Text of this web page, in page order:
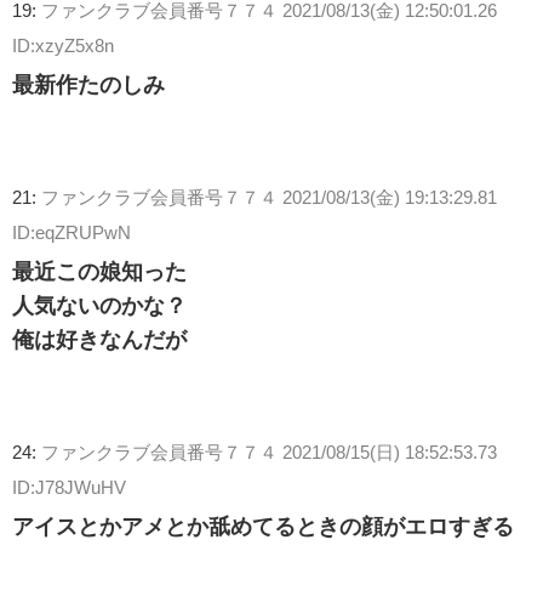
19: ファンクラブ会員番号７７４ 2021/08/13(金) 12:50:01.26
ID:xzyZ5x8n
最新作たのしみ
21: ファンクラブ会員番号７７４ 2021/08/13(金) 19:13:29.81
ID:eqZRUPwN
最近この娘知った
人気ないのかな？
俺は好きなんだが
24: ファンクラブ会員番号７７４ 2021/08/15(日) 18:52:53.73
ID:J78JWuHV
アイスとかアメとか舐めてるときの顔がエロすぎる